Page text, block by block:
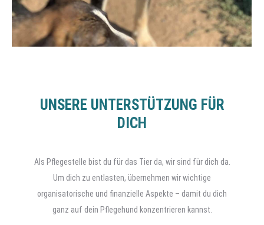
UNSERE UNTERSTÜTZUNG FÜR
DICH
Als Pflegestelle bist du für das Tier da, wir sind für dich da.
Um dich zu entlasten, übernehmen wir wichtige
organisatorische und finanzielle Aspekte – damit du dich
ganz auf dein Pflegehund konzentrieren kannst.